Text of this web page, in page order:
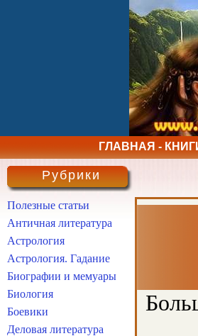
ГЛАВНАЯ -
Рубрики
Полезные статьи
Античная литература
Астрология
Астрология. Гадание
Биографии и мемуары
Биология
Боевики
Деловая литература